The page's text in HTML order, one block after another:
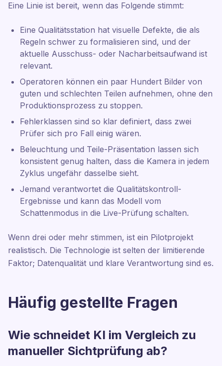
Eine Linie ist bereit, wenn das Folgende stimmt:
Eine Qualitätsstation hat visuelle Defekte, die als
Regeln schwer zu formalisieren sind, und der
aktuelle Ausschuss- oder Nacharbeitsaufwand ist
relevant.
Operatoren können ein paar Hundert Bilder von
guten und schlechten Teilen aufnehmen, ohne den
Produktionsprozess zu stoppen.
Fehlerklassen sind so klar definiert, dass zwei
Prüfer sich pro Fall einig wären.
Beleuchtung und Teile-Präsentation lassen sich
konsistent genug halten, dass die Kamera in jedem
Zyklus ungefähr dasselbe sieht.
Jemand verantwortet die Qualitätskontroll-
Ergebnisse und kann das Modell vom
Schattenmodus in die Live-Prüfung schalten.
Wenn drei oder mehr stimmen, ist ein Pilotprojekt
realistisch. Die Technologie ist selten der limitierende
Faktor; Datenqualität und klare Verantwortung sind es.
Häufig gestellte Fragen
Wie schneidet KI im Vergleich zu
manueller Sichtprüfung ab?